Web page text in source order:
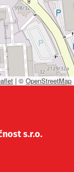
| © OpenStreetMap
s.r.o.